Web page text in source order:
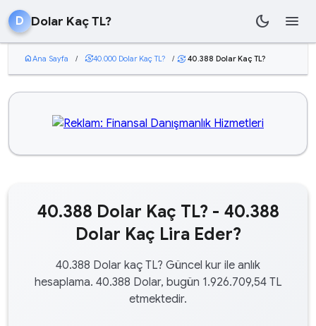
D Dolar Kaç TL? dark_mode menu
homeAna Sayfa / currency_exchange40.000 Dolar Kaç TL? / currency_exchange 40.388 Dolar Kaç TL?
40.388 Dolar Kaç TL? - 40.388
Dolar Kaç Lira Eder?
40.388 Dolar kaç TL? Güncel kur ile anlık
hesaplama. 40.388 Dolar, bugün 1.926.709,54 TL
etmektedir.